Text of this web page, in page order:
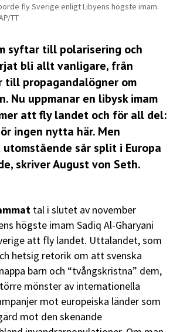
fly Sverige enligt Libyens högste imam.
TT
syftar till polarisering och
bli allt vanligare, från
till propagandalögner om
Nu uppmanar en libysk imam
att fly landet och för all del:
ingen nytta här. Men
sår split i Europa
skriver August von Seth.
tal i slutet av november
högste imam Sadiq Al-Gharyani
att fly landet. Uttalandet, som
hetsig retorik om att svenska
barn och “tvångskristna” dem,
mönster av internationella
mot europeiska länder som
mot den skenande